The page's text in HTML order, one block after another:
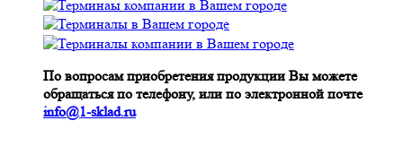
По вопросам приобретения продукции Вы можете
обращаться по телефону, или по электронной почте
info@1-sklad.ru